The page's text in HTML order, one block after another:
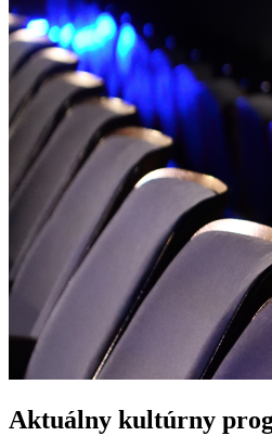
Aktuálny kultúrny